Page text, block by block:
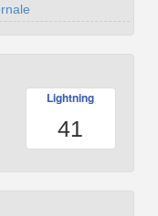
Lightning
41